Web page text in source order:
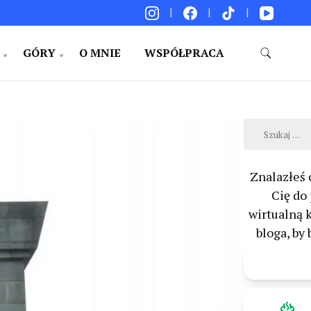
GÓRY O MNIE WSPÓŁPRACA
Szukaj:
Cię
wirtualną
bloga, by